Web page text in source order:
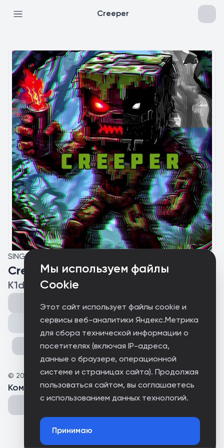
Мы используем файлы
Cookie
Этот сайт использует файлы cookie и
сервисы веб-аналитики Яндекс.Метрика
для сбора технической информации о
посетителях (включая IP-адреса,
данные о браузере, операционной
системе и страницах сайта). Продолжая
пользоваться сайтом, вы соглашаетесь
с использованием данных технологий.
Принимаю
Creeper
SINGLE
Creeper
K1dsB0y
Поделиться
© 2025 K1dsB0y
Комментарии(0 )
Could not connect to the server.
Could not connect to the server.